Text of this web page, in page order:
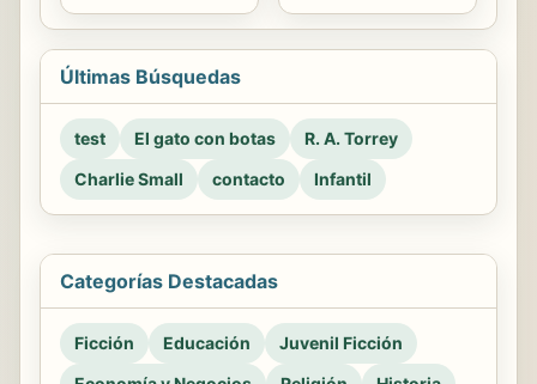
Últimas Búsquedas
test El gato con botas
R. A. Torrey
Charlie Small
contacto Infantil
Categorías Destacadas
Ficción Educación
Juvenil Ficción